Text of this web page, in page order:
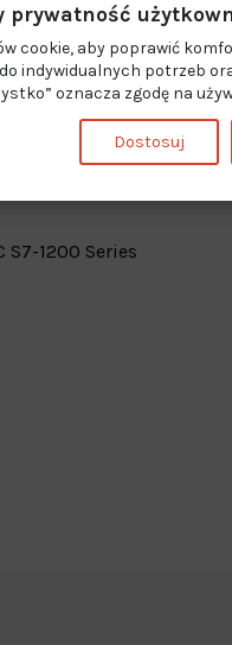
szynie DIN
S7-1200 Series
prywatność
cookie, aby poprawić
indywidualnych potrzeb
oznacza zgodę na
Dostosuj